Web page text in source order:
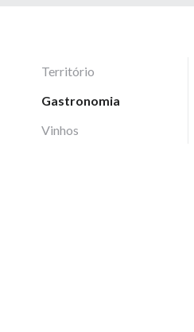
Território
Gastronomia
Vinhos